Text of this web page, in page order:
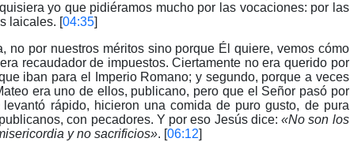
yo que pidiéramos mucho por las vocaciones: por las
laicales. [04:35]
por nuestros méritos sino porque Él quiere, vemos cómo
recaudador de impuestos. Ciertamente no era querido por
iban para el Imperio Romano; y segundo, porque a veces
era uno de ellos, publicano, pero que el Señor pasó por
rápido, hicieron una comida de puro gusto, de pura
con pecadores. Y por eso Jesús dice:«No son los
y no sacrificios». [06:12]